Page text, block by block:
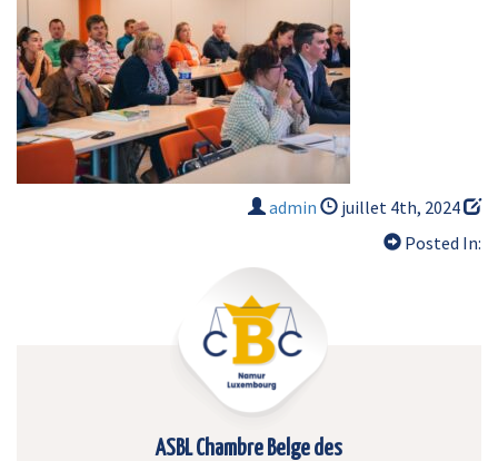
admin
juillet 4th, 2024
Posted In:
ASBL Chambre Belge des